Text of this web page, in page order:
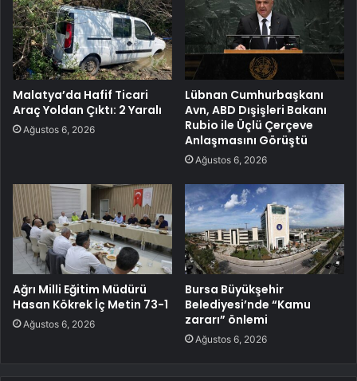
Malatya’da Hafif Ticari
Araç Yoldan Çıktı: 2 Yaralı
Ağustos 6, 2026
Lübnan Cumhurbaşkanı
Avn, ABD Dışişleri Bakanı
Rubio ile Üçlü Çerçeve
Anlaşmasını Görüştü
Ağustos 6, 2026
Ağrı Milli Eğitim Müdürü
Hasan Kökrek İç Metin 73-1
Ağustos 6, 2026
Bursa Büyükşehir
Belediyesi’nde “Kamu
zararı” önlemi
Ağustos 6, 2026